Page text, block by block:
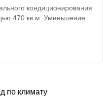
кондиционирования
470 кв.м. Уменьшение
по климату